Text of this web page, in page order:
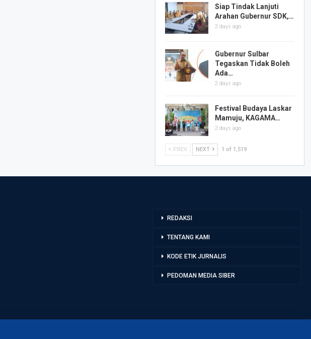
Siap Tindak Lanjuti
Arahan Gubernur SDK,…
2 days ago
Gubernur Sulbar
Tegaskan Tidak Boleh
Ada…
2 days ago
Festival Budaya Laskar
Mamuju, KAGAMA…
2 days ago
PREV NEXT 1 of 1,519
REDAKSI
TENTANG KAMI
KODE ETIK JURNALIS
PEDOMAN MEDIA SIBER